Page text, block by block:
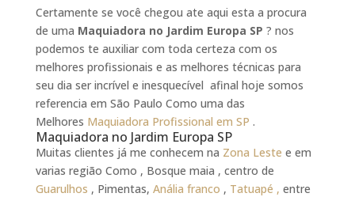
Certamente se você chegou ate aqui esta a procura
de uma Maquiadora no Jardim Europa SP ? nos
podemos te auxiliar com toda certeza com os
melhores profissionais e as melhores técnicas para
seu dia ser incrível e inesquecível afinal hoje somos
referencia em São Paulo Como uma das
Melhores Maquiadora Profissional em SP .
Maquiadora no Jardim Europa SP
Muitas clientes já me conhecem na Zona Leste e em
varias região Como , Bosque maia , centro de
Guarulhos , Pimentas, Anália franco , Tatuapé , entre